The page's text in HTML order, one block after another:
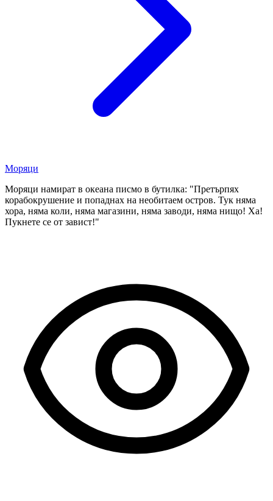
Моряци
Моряци намират в океана писмо в бутилка: "Претърпях
корабокрушение и попаднах на необитаем остров. Тук няма
хора, няма коли, няма магазини, няма заводи, няма нищо! Ха!
Пукнете се от завист!"